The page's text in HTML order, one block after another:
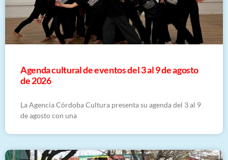
​Agenda cultural de eventos del 3 al 9 de agosto
de 2026
La Agencia Córdoba Cultura presenta su agenda del 3 al 9
de agosto con una